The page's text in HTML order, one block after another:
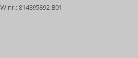
nr.: 814395892 B01